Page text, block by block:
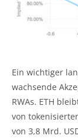
Ein wichtiger
wachsende
RWAs. ETH
von
von 3,8 Mrd.